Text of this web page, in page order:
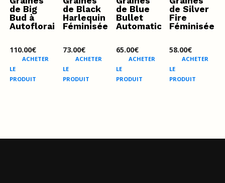
de Big
Bud à
Autofloraison
110.00€
ACHETER
LE
PRODUIT
de Black
Harlequin
Féminisée
73.00€
ACHETER
LE
PRODUIT
de Blue
Bullet
Automatic
65.00€
ACHETER
LE
PRODUIT
de Silver
Fire
Féminisée
58.00€
ACHETER
LE
PRODUIT